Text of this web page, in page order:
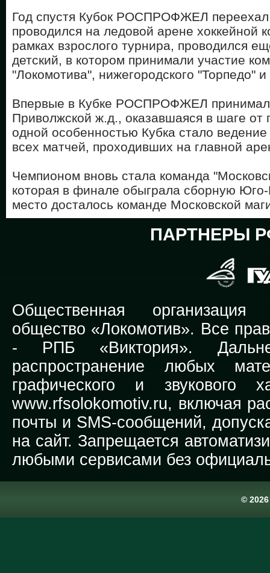
Год спустя Кубок РОСПРОФЖЕЛ
проводился на ледовой арене хоккейной
рамках взрослого турнира, проводился
детский, в котором принимали участие
"Локомотива", нижегородского "Торпедо"
Впервые в Кубке РОСПРОФЖЕЛ
Приволжской ж.д., оказавшаяся в шаге от
одной особенностью Кубка стало
всех матчей, проходивших на главной
Чемпионом вновь стала команда
которая в финале обыграла сборную
место досталось команде Московской
ПАРТНЕРЫ
Общественная организация
общество «Локомотив». Все
- РПБ «Виктория».
распространение любых
графического и звукового
www.rfsolokomotiv.ru, включая
почты и SMS-сообщений,
на сайт. Запрещается
любыми сервисами без
©